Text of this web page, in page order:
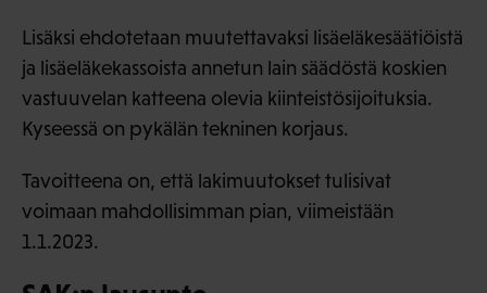
Lisäksi ehdotetaan muutettavaksi lisäeläkesäätiöistä
ja lisäeläkekassoista annetun lain säädöstä koskien
vastuuvelan katteena olevia kiinteistösijoituksia.
Kyseessä on pykälän tekninen korjaus.
Tavoitteena on, että lakimuutokset tulisivat
voimaan mahdollisimman pian, viimeistään
1.1.2023.